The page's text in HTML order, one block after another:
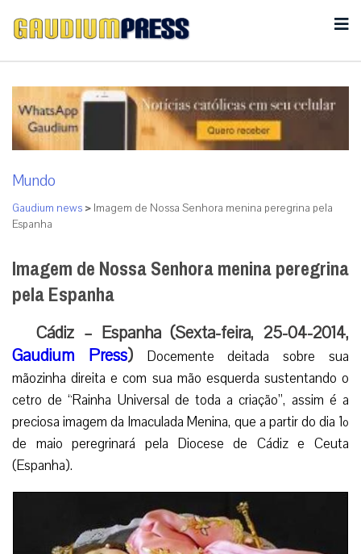
Mundo
Gaudium news > Imagem de Nossa Senhora menina peregrina pela
Espanha
Imagem de Nossa Senhora menina peregrina
pela Espanha
Cádiz – Espanha (Sexta-feira, 25-04-2014,
Gaudium Press)
Docemente deitada sobre sua
mãozinha direita e com sua mão esquerda sustentando o
cetro de “Rainha Universal de toda a criação”, assim é a
preciosa imagem da Imaculada Menina, que a partir do dia 1º
de maio peregrinará pela Diocese de Cádiz e Ceuta
(Espanha).